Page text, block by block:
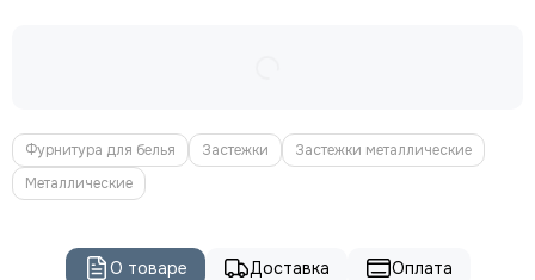
Фурнитура для белья Застежки
Застежки металлические
Металлические
О товаре Доставка Оплата